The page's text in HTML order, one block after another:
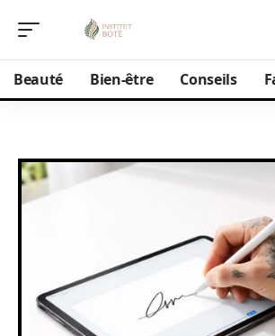
Beauté Bien-être Conseils